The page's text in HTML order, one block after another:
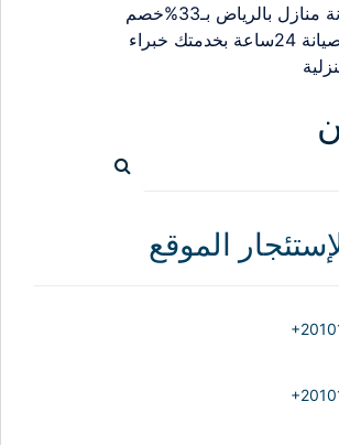
شركة صيانة منازل بالرياض بـ33%خصم
لخدمات الصيانة 24ساعة بخدمتك خبراء
الموقع